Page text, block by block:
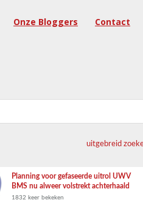
Onze Bloggers Contact
uitgebreid
Planning voor gefaseerde uitrol UWV
BMS nu alweer volstrekt achterhaald
1832 keer bekeken